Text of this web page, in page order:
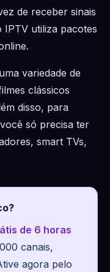
de receber sinais
IPTV utiliza pacotes
variedade de
clássicos
disso, para
só precisa ter
smart TVs,
de 6 horas
canais,
agora pelo